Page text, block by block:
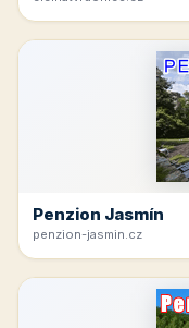
Penzion Jasmín
penzion-jasmin.cz